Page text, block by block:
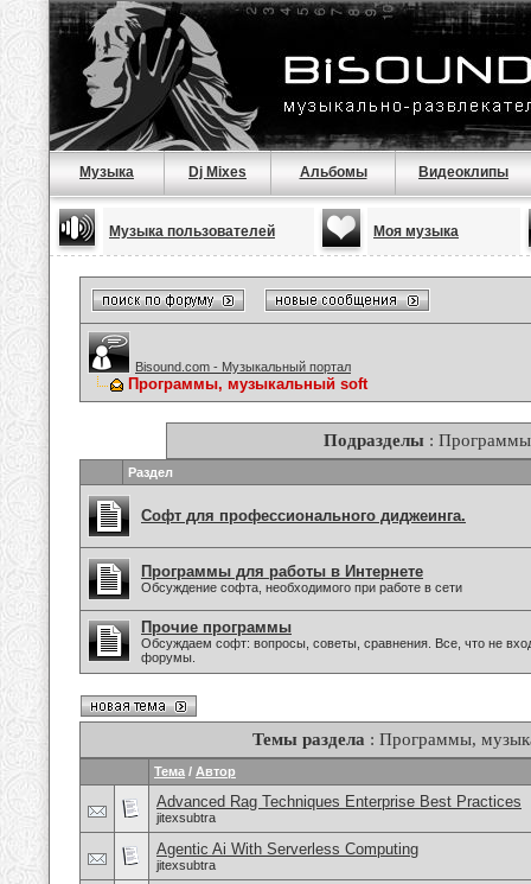
Музыка Dj Mixes Альбомы Видеоклипы
Музыка пользователей Моя музыка
Bisound.com - Музыкальный портал
Программы, музыкальный soft
Подразделы:
Раздел
Софт для профессионального диджеинга.
Программы для работы в Интернете
Обсуждение софта, необходимого при работе в сети
Прочие программы
Обсуждаем софт: вопросы, советы, сравнения. Все, что не
форумы.
Темы раздела : Программы,
Тема / Автор
Advanced Rag Techniques Enterprise Best Practices
jitexsubtra
Agentic Ai With Serverless Computing
jitexsubtra